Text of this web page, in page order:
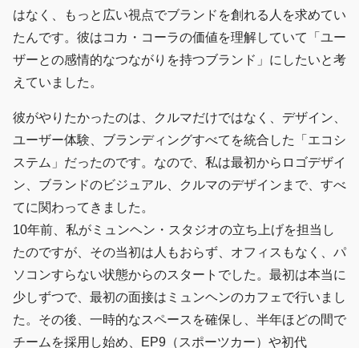
はなく、もっと広い視点でブランドを創れる人を求めてい
たんです。彼はコカ・コーラの価値を理解していて「ユー
ザーとの感情的なつながりを持つブランド」にしたいと考
えていました。
彼がやりたかったのは、クルマだけではなく、デザイン、
ユーザー体験、ブランディングすべてを統合した「エコシ
ステム」だったのです。なので、私は最初からロゴデザイ
ン、ブランドのビジュアル、クルマのデザインまで、すべ
てに関わってきました。
10年前、私がミュンヘン・スタジオの立ち上げを担当し
たのですが、その当初は人もおらず、オフィスもなく、パ
ソコンすらない状態からのスタートでした。最初は本当に
少しずつで、最初の面接はミュンヘンのカフェで行いまし
た。その後、一時的なスペースを確保し、半年ほどの間で
チームを採用し始め、EP9（スポーツカー）や初代